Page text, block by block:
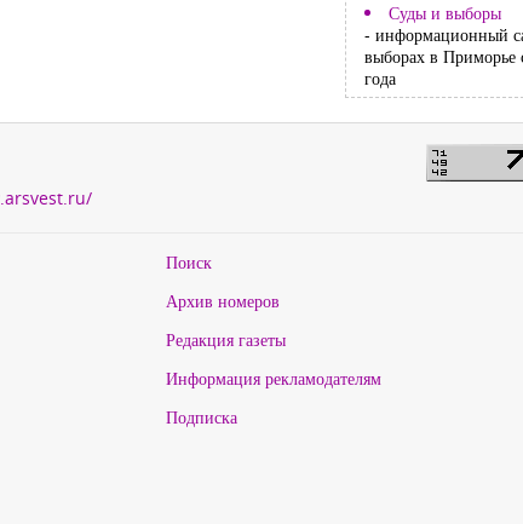
Суды и выборы
- информационный
выборах в Приморье
года
Поиск
Архив номеров
Редакция газеты
Информация рекламодателям
Подписка